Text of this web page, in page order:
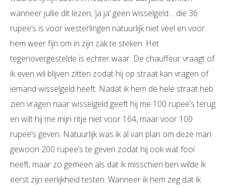
wanneer jullie dit lezen; ‘ja ja’ geen wisselgeld… die 36
rupee’s is voor westerlingen natuurlijk niet veel en voor
hem weer fijn om in zijn zak te steken. Het
tegenovergestelde is echter waar. De chauffeur vraagt of
ik even wil blijven zitten zodat hij op straat kan vragen of
iemand wisselgeld heeft. Nadat ik hem de hele straat heb
zien vragen naar wisselgeld geeft hij me 100 rupee’s terug
en wilt hij me mijn ritje niet voor 164, maar voor 100
rupee’s geven. Natuurlijk was ik al van plan om deze man
gewoon 200 rupee’s te geven zodat hij ook wat fooi
heeft, maar zo gemeen als dat ik misschien ben wilde ik
eerst zijn eerlijkheid testen. Wanneer ik hem zeg dat ik